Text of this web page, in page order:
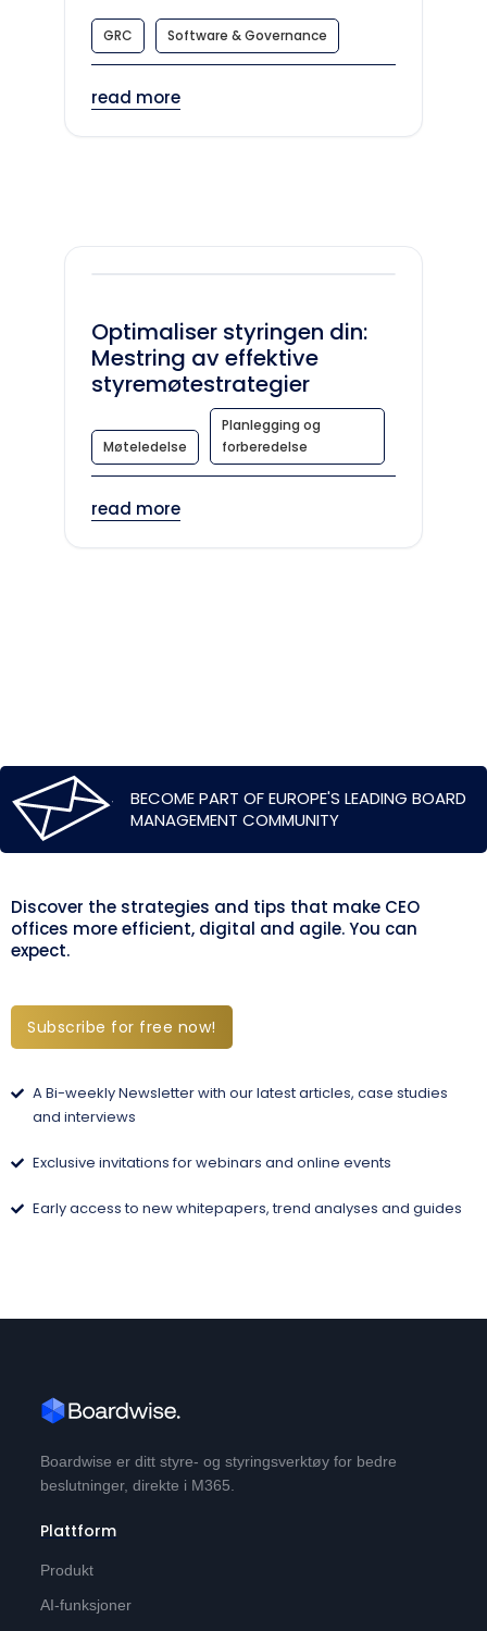
GRC Software & Governance
read more
Optimaliser styringen din:
Mestring av effektive
styremøtestrategier
Møteledelse
Planlegging og
forberedelse
read more
BECOME PART OF EUROPE'S LEADING BOARD
MANAGEMENT COMMUNITY
Discover the strategies and tips that make CEO
offices more efficient, digital and agile. You can
expect.
Subscribe for free now!
A Bi-weekly Newsletter with our latest articles, case studies
and interviews
Exclusive invitations for webinars and online events
Early access to new whitepapers, trend analyses and guides
Boardwise er ditt styre- og styringsverktøy for bedre
beslutninger, direkte i M365.
Plattform
Produkt
AI-funksjoner